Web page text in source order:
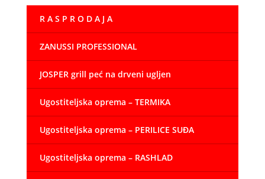
R A S P R O D A J A
ZANUSSI PROFESSIONAL
JOSPER grill peć na drveni ugljen
Ugostiteljska oprema – TERMIKA
Ugostiteljska oprema – PERILICE SUĐA
Ugostiteljska oprema – RASHLAD